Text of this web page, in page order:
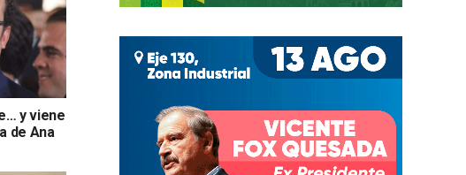
y viene
de Ana